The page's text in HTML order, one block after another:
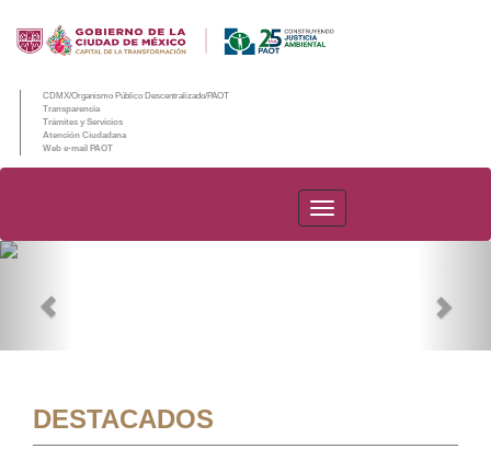
CDMX/Organismo Público Descentralizado/PAOT
Transparencia
Trámites y Servicios
Atención Ciudadana
Web e-mail PAOT
PAOT
DESTACADOS